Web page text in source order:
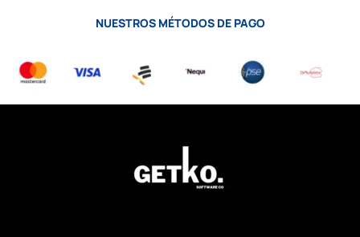
NUESTROS MÉTODOS DE PAGO